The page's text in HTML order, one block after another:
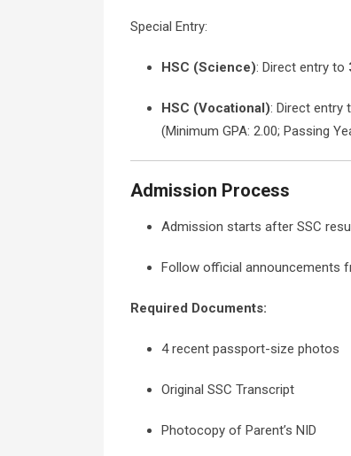
Special Entry:
HSC (Science): Direct entry to
HSC (Vocational): Direct entry
(Minimum GPA: 2.00; Passing
Admission Process
Admission starts after SSC
Follow official announcements
Required Documents:
4 recent passport-size photos
Original SSC Transcript
Photocopy of Parent’s NID